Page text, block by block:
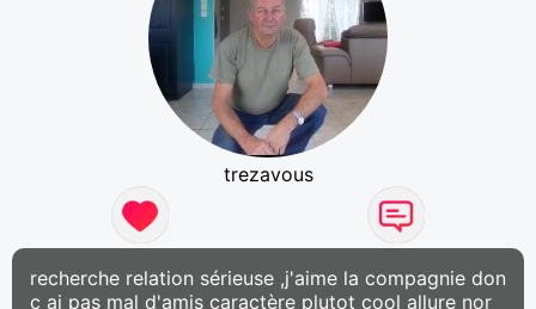
trezavous
recherche relation sérieuse ,j'aime la compagnie don
c ai pas mal d'amis caractère plutot cool allure nor